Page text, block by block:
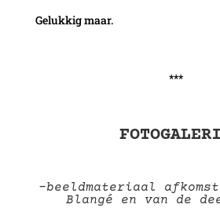
Gelukkig maar.
***
-beeldmateriaal
Blangé en van de